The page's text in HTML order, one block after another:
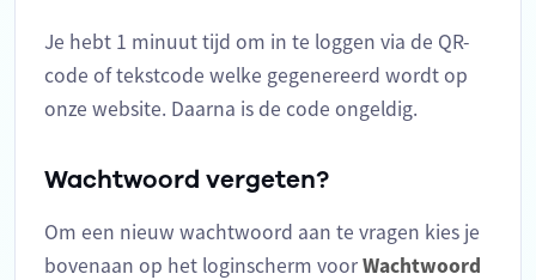
Je hebt 1 minuut tijd om in te loggen via de QR-
code of tekstcode welke gegenereerd wordt op
onze website. Daarna is de code ongeldig.
Wachtwoord vergeten?
Om een nieuw wachtwoord aan te vragen kies je
bovenaan op het loginscherm voorWachtwoord